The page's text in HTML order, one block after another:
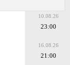
10.08.26
23:00
16.08.26
21:00